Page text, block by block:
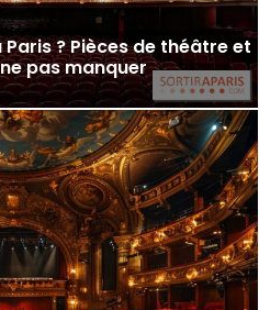
? Pièces de théâtre et
pas manquer